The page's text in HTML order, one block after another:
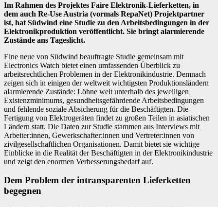
Im Rahmen des Projektes Faire Elektronik-Lieferketten, in
dem auch Re-Use Austria (vormals RepaNet) Projektpartner
ist, hat Südwind eine Studie zu den Arbeitsbedingungen in der
Elektronikproduktion veröffentlicht. Sie bringt alarmierende
Zustände ans Tageslicht.
Eine neue von Südwind beauftragte Studie gemeinsam mit
Electronics Watch bietet einen umfassenden Überblick zu
arbeitsrechtlichen Problemen in der Elektronikindustrie. Demnach
zeigen sich in einigen der weltweit wichtigsten Produktionsländern
alarmierende Zustände: Löhne weit unterhalb des jeweiligen
Existenzminimums, gesundheitsgefährdende Arbeitsbedingungen
und fehlende soziale Absicherung für die Beschäftigten. Die
Fertigung von Elektrogeräten findet zu großen Teilen in asiatischen
Ländern statt. Die Daten zur Studie stammen aus Interviews mit
Arbeiter:innen, Gewerkschafter:innen und Vertreter:innen von
zivilgesellschaftlichen Organisationen. Damit bietet sie wichtige
Einblicke in die Realität der Beschäftigten in der Elektronikindustrie
und zeigt den enormen Verbesserungsbedarf auf.
Dem Problem der intransparenten Lieferketten
begegnen